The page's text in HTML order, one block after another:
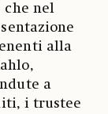
che nel
alla
a
i trustee